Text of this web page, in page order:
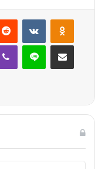
Reddit VKontakte
Viber Line E-Posta ile